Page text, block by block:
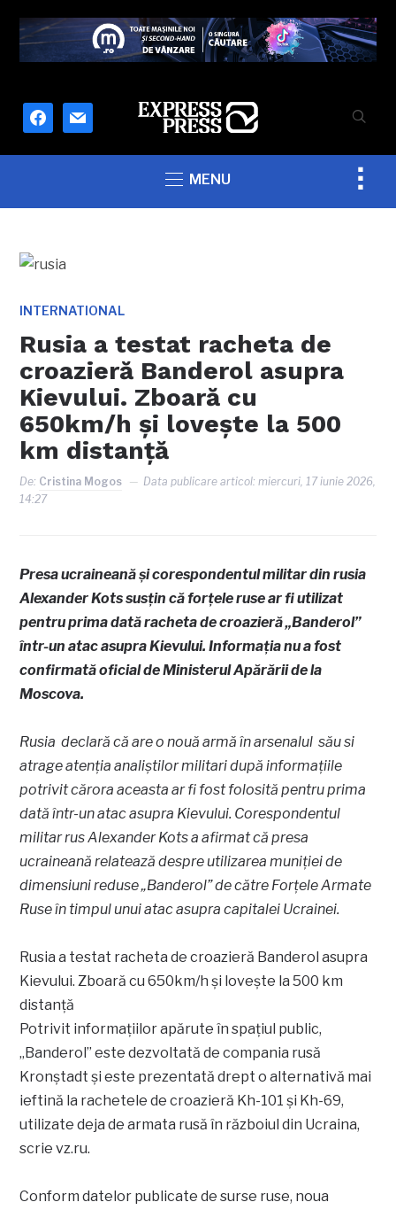
facebook
mail
MENU
INTERNATIONAL
Rusia a testat racheta de
croazieră Banderol asupra
Kievului. Zboară cu
650km/h și lovește la 500
km distanță
De: Cristina Mogos Data publicare articol:miercuri, 17 iunie 2026,
14:27
Presa ucraineană și corespondentul militar din rusia
Alexander Kots susțin că forțele ruse ar fi utilizat
pentru prima dată racheta de croazieră „Banderol”
într-un atac asupra Kievului. Informația nu a fost
confirmată oficial de Ministerul Apărării de la
Moscova.
Rusia declară că are o nouă armă în arsenalul său si
atrage atenția analiștilor militari după informațiile
potrivit cărora aceasta ar fi fost folosită pentru prima
dată într-un atac asupra Kievului. Corespondentul
militar rus Alexander Kots a afirmat că presa
ucraineană relatează despre utilizarea muniției de
dimensiuni reduse „Banderol” de către Forțele Armate
Ruse în timpul unui atac asupra capitalei Ucrainei.
Rusia a testat racheta de croazieră Banderol asupra
Kievului. Zboară cu 650km/h și lovește la 500 km
distanță
Potrivit informațiilor apărute în spațiul public,
„Banderol” este dezvoltată de compania rusă
Kronștadt și este prezentată drept o alternativă mai
ieftină la rachetele de croazieră Kh-101 și Kh-69,
utilizate deja de armata rusă în războiul din Ucraina,
scrie vz.ru.
Conform datelor publicate de surse ruse, noua